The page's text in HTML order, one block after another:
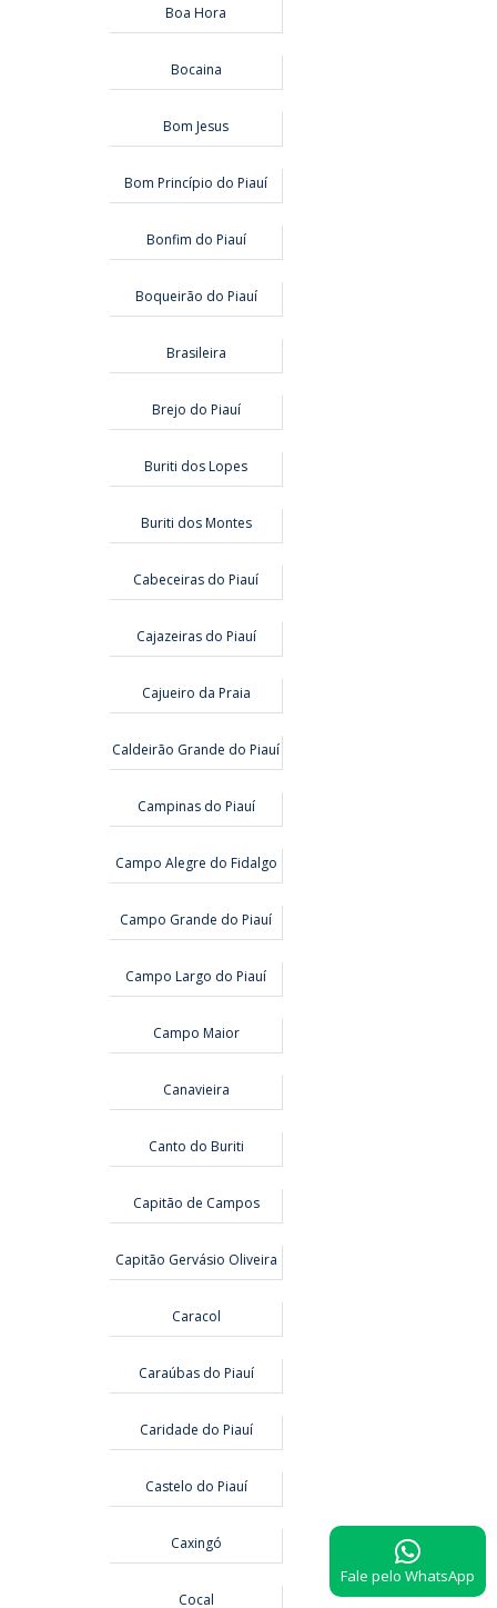
Boa Hora
Bocaina
Bom Jesus
Bom Princípio do Piauí
Bonfim do Piauí
Boqueirão do Piauí
Brasileira
Brejo do Piauí
Buriti dos Lopes
Buriti dos Montes
Cabeceiras do Piauí
Cajazeiras do Piauí
Cajueiro da Praia
Caldeirão Grande do Piauí
Campinas do Piauí
Campo Alegre do Fidalgo
Campo Grande do Piauí
Campo Largo do Piauí
Campo Maior
Canavieira
Canto do Buriti
Capitão de Campos
Capitão Gervásio Oliveira
Caracol
Caraúbas do Piauí
Caridade do Piauí
Castelo do Piauí
Caxingó
Cocal
Fale pelo WhatsApp